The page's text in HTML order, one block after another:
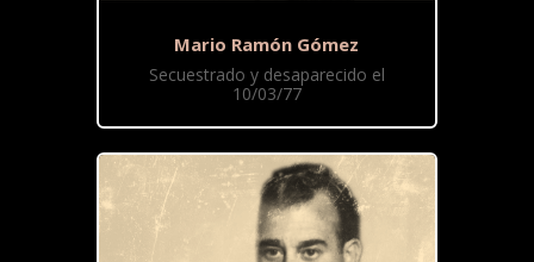
Mario Ramón Gómez
Secuestrado y desaparecido el
10/03/77